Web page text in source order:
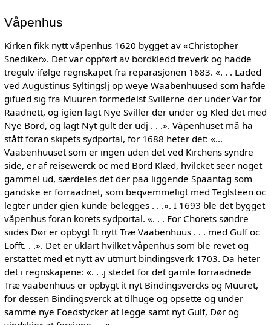
Våpenhus
Kirken fikk nytt våpenhus 1620 bygget av «Christopher
Snediker». Det var oppført av bordkledd treverk og hadde
tregulv ifølge regnskapet fra reparasjonen 1683. «. . . Laded
ved Augustinus Syltingslj op weye Waabenhuused som hafde
gifued sig fra Muuren formedelst Svillerne der under Var for
Raadnett, og igien lagt Nye Sviller der under og Kled det med
Nye Bord, og lagt Nyt gult der udj . . .». Våpenhuset må ha
stått foran skipets sydportal, for 1688 heter det: «...
Vaabenhuuset som er ingen uden det ved Kirchens syndre
side, er af reisewerck oc med Bord Klæd, hvilcket seer noget
gammel ud, særdeles det der paa liggende Spaantag som
gandske er forraadnet, som beqvemmeligt med Teglsteen oc
legter under gien kunde belegges . . .». I 1693 ble det bygget
våpenhus foran korets sydportal. «. . . For Chorets søndre
siides Dør er opbygt It nytt Træ Vaabenhuus . . . med Gulf oc
Lofft. . .». Det er uklart hvilket våpenhus som ble revet og
erstattet med et nytt av utmurt bindingsverk 1703. Da heter
det i regnskapene: «. . .j stedet for det gamle forraadnede
Træ vaabenhuus er opbygt it nyt Bindingsvercks og Muuret,
for dessen Bindingsverck at tilhuge og opsette og under
samme nye Foedstycker at legge samt nyt Gulf, Dør og